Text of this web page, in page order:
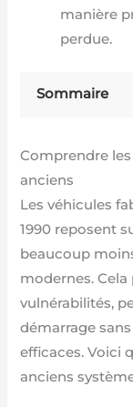
manière
perdue.
Sommaire
Comprendre
anciens
Les véhicules
1990 reposent
beaucoup
modernes.
vulnérabilités,
démarrage
efficaces. Voici
anciens